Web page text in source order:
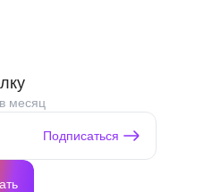
месяц
Подписаться